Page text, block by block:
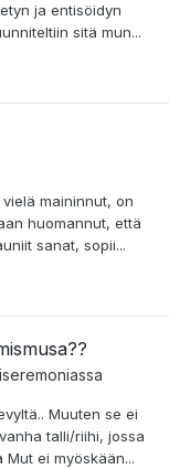
ja entisöidyn
sitä mun...
maininnut, on
huomannut, että
sanat, sopii...
Muuten se ei
talli/riihi, jossa
ei myöskään...